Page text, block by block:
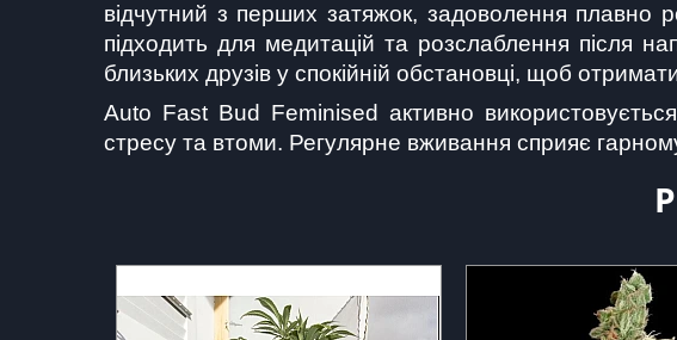
відчутний з перших затяжок, задоволення плавно
підходить для медитацій та розслаблення після
близьких друзів у спокійній обстановці, щоб
Auto Fast Bud Feminised активно використовується
стресу та втоми. Регулярне вживання сприяє